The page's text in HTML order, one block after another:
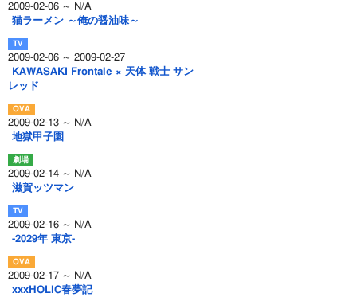
2009-02-06 ～ N/A
猫ラーメン ～俺の醤油味～
2009-02-06 ～ 2009-02-27
KAWASAKI Frontale × 天体 戦士 サン
レッド
2009-02-13 ～ N/A
地獄甲子園
2009-02-14 ～ N/A
滋賀ッツマン
2009-02-16 ～ N/A
-2029年 東京-
2009-02-17 ～ N/A
xxxHOLiC春夢記